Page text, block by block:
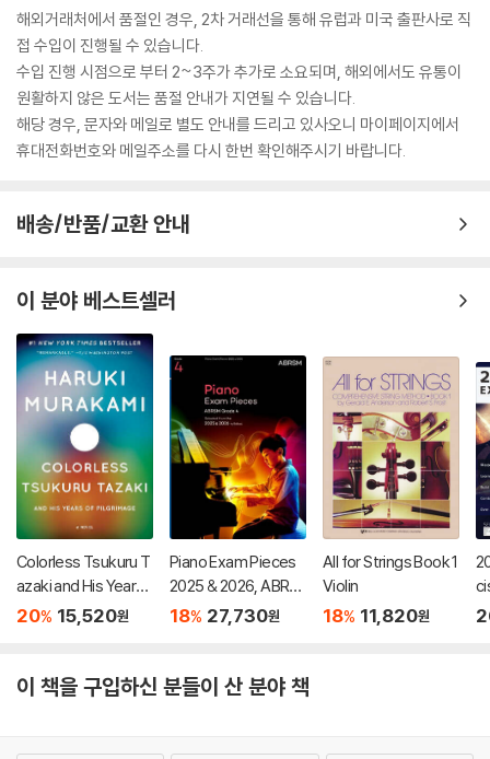
해외거래처에서 품절인 경우, 2차 거래선을 통해 유럽과 미국 출판사로 직
접 수입이 진행될 수 있습니다.
수입 진행 시점으로 부터 2~3주가 추가로 소요되며, 해외에서도 유통이
원활하지 않은 도서는 품절 안내가 지연될 수 있습니다.
해당 경우, 문자와 메일로 별도 안내를 드리고 있사오니 마이페이지에서
휴대전화번호와 메일주소를 다시 한번 확인해주시기 바랍니다.
배송/반품/교환 안내
이 분야 베스트셀러
Colorless Tsukuru T
azaki and His Years
of Pilgrimage
20% 15,520원
Piano Exam Pieces
2025 & 2026, ABRS
M Grade 4
18% 27,730원
All for Strings Book 1
Violin
18% 11,820원
이 책을 구입하신 분들이 산 분야 책